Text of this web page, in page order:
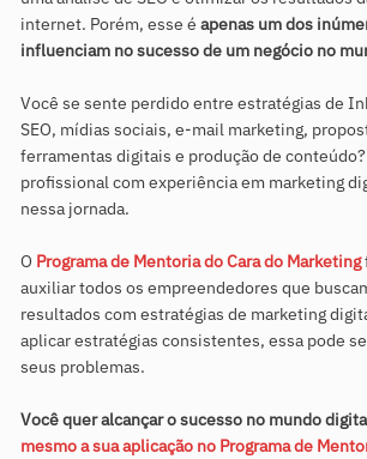
internet. Porém, esse éapenas um dos
influenciam no sucesso de um negócio no
Você se sente perdido entre estratégias de
SEO, mídias sociais, e-mail marketing,
ferramentas digitais e produção de
profissional com experiência em marketing
nessa jornada.
O Programa de Mentoria do Cara do Marketing
auxiliar todos os empreendedores que
resultados com estratégias de marketing
aplicar estratégias consistentes, essa pode
seus problemas.
Você quer alcançar o sucesso no mundo
mesmo a sua aplicação no Programa de